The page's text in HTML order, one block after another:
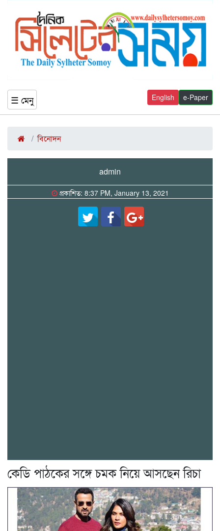
☰ মেনু e-Paper
English
বিনোদন
admin
প্রকাশিত: 8:37 PM, January 13, 2021
কেডি পাঠকের সঙ্গে চমক নিয়ে আসছেন রিচা